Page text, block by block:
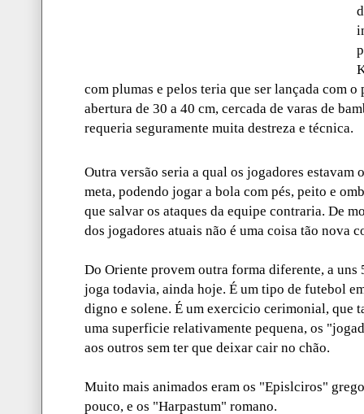
com plumas e pelos teria que ser lançada com o
abertura de 30 a 40 cm, cercada de varas de
requeria seguramente muita destreza e técnica.
Outra versão seria a qual os jogadores estavam
meta, podendo jogar a bola com pés, peito e
que salvar os ataques da equipe contraria. De
dos jogadores atuais não é uma coisa tão nova
Do Oriente provem outra forma diferente, a uns
joga todavia, ainda hoje. É um tipo de futebol
digno e solene. É um exercicio cerimonial, que
uma superficie relativamente pequena, os
aos outros sem ter que deixar cair no chão.
Muito mais animados eram os "Epislciros"
pouco, e os "Harpastum" romano.